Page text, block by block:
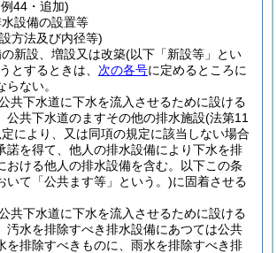
44・追加)
設備の設置等
方法及び内径等)
新設、増設又は改築(以下「新設等」とい
とするときは、 次の各号に定めるところに
らない。
共下水道に下水を流入させるために設ける
公共下水道のますその他の排水施設(法第11
により、又は同項の規定に該当しない場合
諾を得て、他人の排水設備により下水を排
おける他人の排水設備を含む。以下この条
いて「公共ます等」という。)に固着させる
共下水道に下水を流入させるために設ける
汚水を排除すべき排水設備にあつては公共
を排除すべきものに、雨水を排除すべき排